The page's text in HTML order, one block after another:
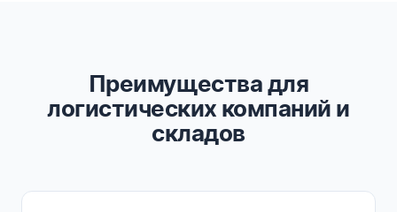
Преимущества для
логистических компаний и
складов